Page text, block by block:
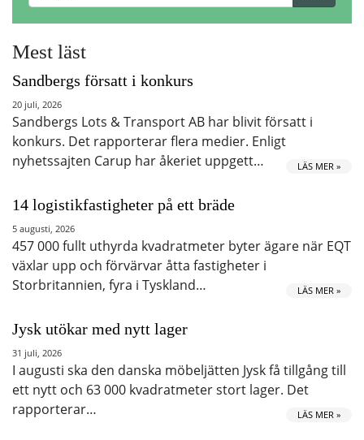
Mest läst
Sandbergs försatt i konkurs
20 juli, 2026
Sandbergs Lots & Transport AB har blivit försatt i
konkurs. Det rapporterar flera medier. Enligt
nyhetssajten Carup har åkeriet uppgett…
LÄS MER »
14 logistikfastigheter på ett bräde
5 augusti, 2026
457 000 fullt uthyrda kvadratmeter byter ägare när EQT
växlar upp och förvärvar åtta fastigheter i
Storbritannien, fyra i Tyskland…
LÄS MER »
Jysk utökar med nytt lager
31 juli, 2026
I augusti ska den danska möbeljätten Jysk få tillgång till
ett nytt och 63 000 kvadratmeter stort lager. Det
rapporterar…
LÄS MER »